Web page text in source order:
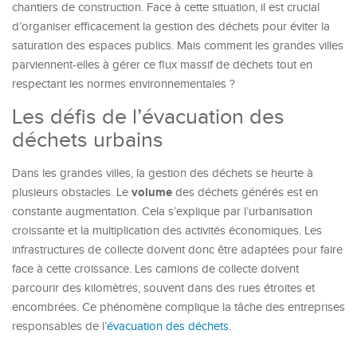
chantiers de construction. Face à cette situation, il est crucial
d’organiser efficacement la gestion des déchets pour éviter la
saturation des espaces publics. Mais comment les grandes villes
parviennent-elles à gérer ce flux massif de déchets tout en
respectant les normes environnementales ?
Les défis de l’évacuation des
déchets urbains
Dans les grandes villes, la gestion des déchets se heurte à
plusieurs obstacles. Le volume des déchets générés est en
constante augmentation. Cela s’explique par l’urbanisation
croissante et la multiplication des activités économiques. Les
infrastructures de collecte doivent donc être adaptées pour faire
face à cette croissance. Les camions de collecte doivent
parcourir des kilomètres, souvent dans des rues étroites et
encombrées. Ce phénomène complique la tâche des entreprises
responsables de l’évacuation des déchets.